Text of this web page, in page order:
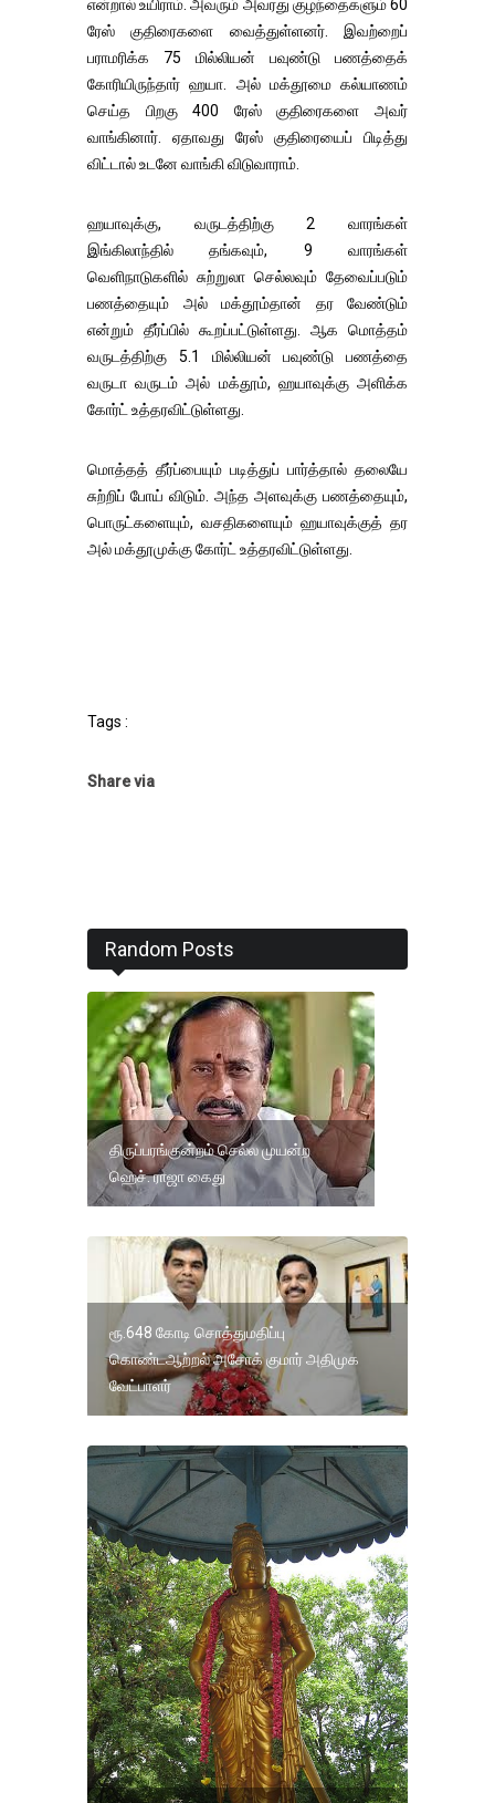
என்றால் உயிராம். அவரும் அவரது குழந்தைகளும் 60
ரேஸ் குதிரைகளை வைத்துள்ளனர். இவற்றைப்
பராமரிக்க 75 மில்லியன் பவுண்டு பணத்தைக்
கோரியிருந்தார் ஹயா. அல் மக்தூமை கல்யாணம்
செய்த பிறகு 400 ரேஸ் குதிரைகளை அவர்
வாங்கினார். ஏதாவது ரேஸ் குதிரையைப் பிடித்து
விட்டால் உடனே வாங்கி விடுவாராம்.
ஹயாவுக்கு, வருடத்திற்கு 2 வாரங்கள்
இங்கிலாந்தில் தங்கவும், 9 வாரங்கள்
வெளிநாடுகளில் சுற்றுலா செல்லவும் தேவைப்படும்
பணத்தையும் அல் மக்தூம்தான் தர வேண்டும்
என்றும் தீர்ப்பில் கூறப்பட்டுள்ளது. ஆக மொத்தம்
வருடத்திற்கு 5.1 மில்லியன் பவுண்டு பணத்தை
வருடா வருடம் அல் மக்தூம், ஹயாவுக்கு அளிக்க
கோர்ட் உத்தரவிட்டுள்ளது.
மொத்தத் தீர்ப்பையும் படித்துப் பார்த்தால் தலையே
சுற்றிப் போய் விடும். அந்த அளவுக்கு பணத்தையும்,
பொருட்களையும், வசதிகளையும் ஹயாவுக்குத் தர
அல் மக்தூமுக்கு கோர்ட் உத்தரவிட்டுள்ளது.
Tags :
Share via
Random Posts
திருப்பரங்குன்றம் செல்ல முயன்ற
ஹெச். ராஜா கைது
ரூ.648 கோடி சொத்துமதிப்பு
கொண்டஆற்றல் அசோக் குமார் அதிமுக
வேட்பாளர்